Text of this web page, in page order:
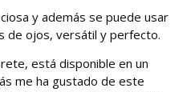
y además se puede usar
de ojos, versátil y perfecto.
está disponible en un
me ha gustado de este